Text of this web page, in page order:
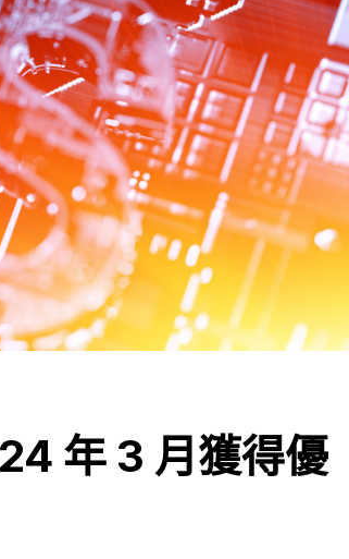
年 3 月獲得優